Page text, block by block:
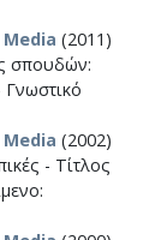
(2011)
σπουδών:
(2002)
- Τίτλος